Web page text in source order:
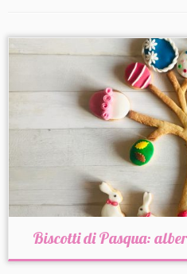
Biscotti di Pasqua: